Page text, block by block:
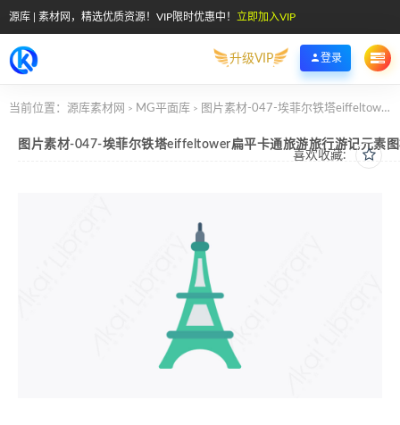
源库 | 素材网，精选优质资源！VIP限时优惠中！ 立即加入VIP
升级VIP 登录
当前位置： 源库素材网 > MG平面库 > 图片素材-047-埃菲尔铁塔eiffeltower扁平卡通旅游旅行游记元素图标
喜欢收藏:
图片素材-047-埃菲尔铁塔eiffeltower扁平卡通旅游旅行游记元素